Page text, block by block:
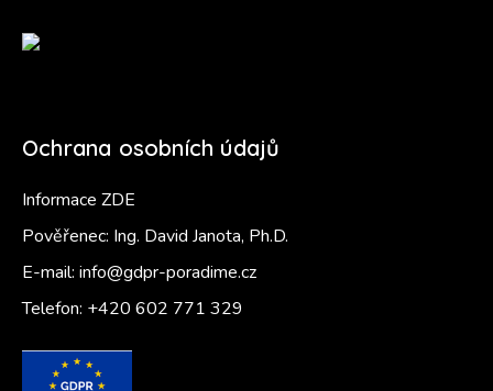
Ochrana osobních údajů
Informace ZDE
Pověřenec: Ing. David Janota, Ph.D.
E-mail: info@gdpr-poradime.cz
Telefon: +420 602 771 329